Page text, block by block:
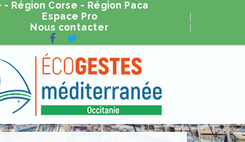
- Région Corse - Région Paca
Espace Pro
Nous contacter